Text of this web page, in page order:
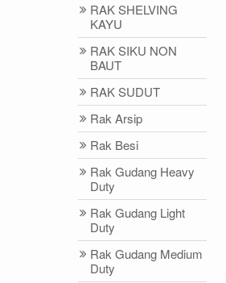
DIDIN - (021)87786434
0812-8855-1012(WA)
didin@rajarak.co.id
RAK SHELVING
KAYU
RAK SIKU NON
BAUT
RAK SUDUT
Rak Arsip
Rak Besi
Rak Gudang Heavy
Duty
Rak Gudang Light
Duty
Rak Gudang Medium
Duty